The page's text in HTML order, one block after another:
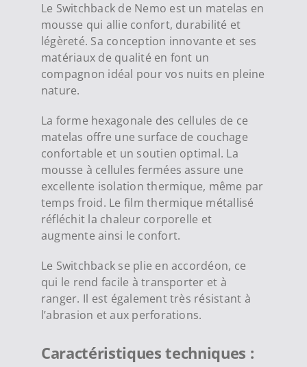
Le Switchback de Nemo est un matelas en
mousse qui allie confort, durabilité et
légèreté. Sa conception innovante et ses
matériaux de qualité en font un
compagnon idéal pour vos nuits en pleine
nature.
La forme hexagonale des cellules de ce
matelas offre une surface de couchage
confortable et un soutien optimal. La
mousse à cellules fermées assure une
excellente isolation thermique, même par
temps froid. Le film thermique métallisé
réfléchit la chaleur corporelle et
augmente ainsi le confort.
Le Switchback se plie en accordéon, ce
qui le rend facile à transporter et à
ranger. Il est également très résistant à
l’abrasion et aux perforations.
Caractéristiques techniques :